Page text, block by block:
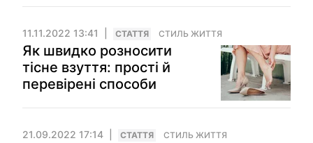
11.11.2022 13:41 СТАТТЯ СТИЛЬ ЖИТТЯ
Як швидко розносити
тісне взуття: прості й
перевірені способи
21.09.2022 17:14 СТАТТЯ СТИЛЬ ЖИТТЯ